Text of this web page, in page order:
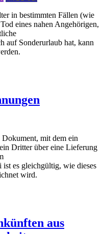
in bestimmten Fällen (wie
eines nahen Angehörigen,
auf Sonderurlaub hat, kann
mit dem ein
Dritter über eine Lieferung
ist es gleichgültig, wie dieses
wird.
aus